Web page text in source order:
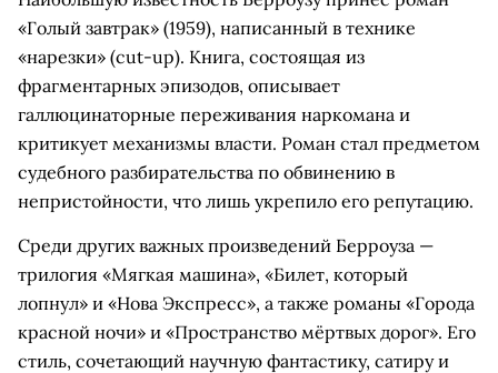
«Голый завтрак» (1959), написанный в технике
«нарезки» (cut-up). Книга, состоящая из
фрагментарных эпизодов, описывает
галлюцинаторные переживания наркомана и
критикует механизмы власти. Роман стал предметом
судебного разбирательства по обвинению в
непристойности, что лишь укрепило его репутацию.
Среди других важных произведений Берроуза —
трилогия «Мягкая машина», «Билет, который
лопнул» и «Нова Экспресс», а также романы «Города
красной ночи» и «Пространство мёртвых дорог». Его
стиль, сочетающий научную фантастику, сатиру и